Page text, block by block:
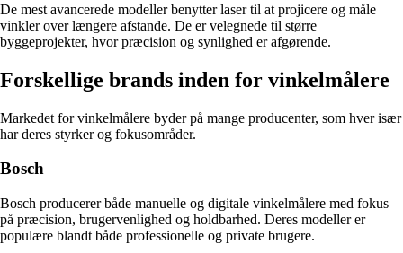
De mest avancerede modeller benytter laser til at projicere og måle
vinkler over længere afstande. De er velegnede til større
byggeprojekter, hvor præcision og synlighed er afgørende.
Forskellige brands inden for vinkelmålere
Markedet for vinkelmålere byder på mange producenter, som hver især
har deres styrker og fokusområder.
Bosch
Bosch producerer både manuelle og digitale vinkelmålere med fokus
på præcision, brugervenlighed og holdbarhed. Deres modeller er
populære blandt både professionelle og private brugere.